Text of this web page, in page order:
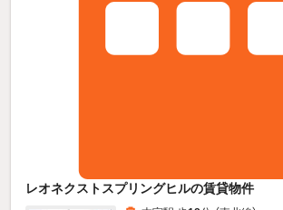
レオネクストスプリングヒルの賃貸物件